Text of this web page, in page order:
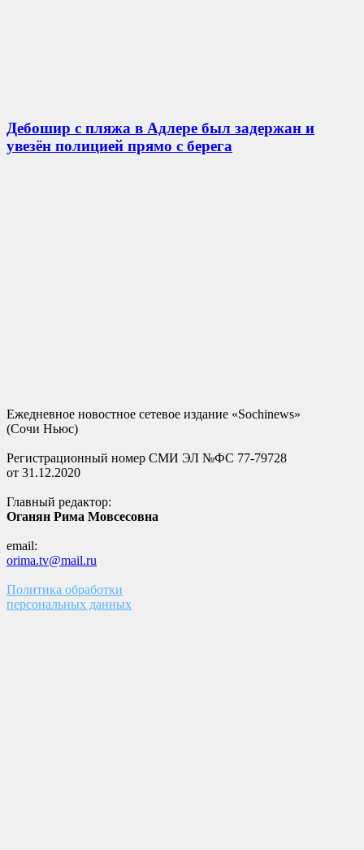
Дебошир с пляжа в Адлере был задержан и
увезён полицией прямо с берега
Ежедневное новостное сетевое издание «Sochinews»
(Сочи Ньюс)
Регистрационный номер СМИ ЭЛ №ФС 77-79728
от 31.12.2020
Главный редактор:
Оганян Рима Мовсесовна
email:
orima.tv@mail.ru
Политика обработки
персональных данных